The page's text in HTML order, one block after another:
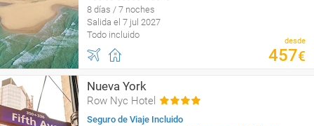
8 días / 7 noches
Salida el 7 jul 2027
Todo incluido
desde
457€
Nueva York
Row Nyc Hotel
Seguro de Viaje Incluido